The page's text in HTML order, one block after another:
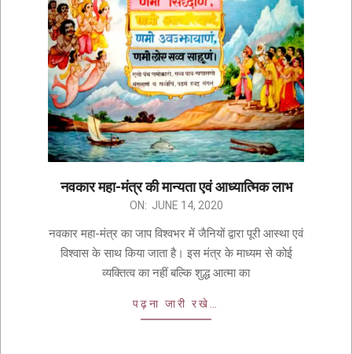
नवकार महा-मंत्र की मान्यता एवं आध्यात्मिक लाभ
ON: JUNE 14, 2020
नवकार महा-मंत्र का जाप विश्वभर में जैनियों द्वारा पूरी आस्था एवं
विश्वास के साथ किया जाता है। इस मंत्र के माध्यम से कोई
व्यक्तित्व का नहीं बल्कि शुद्ध आत्मा का
पढ़ना जारी रखे…